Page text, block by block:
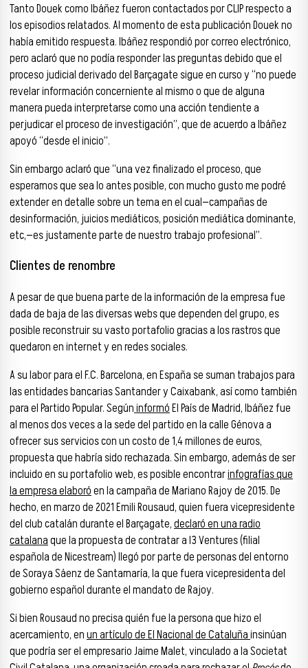
Tanto Douek como Ibáñez fueron contactados por CLIP respecto a
los episodios relatados. Al momento de esta publicación Douek no
había emitido respuesta. Ibáñez respondió por correo electrónico,
pero aclaró que no podía responder las preguntas debido que el
proceso judicial derivado del Barçagate sigue en curso y “no puede
revelar información concerniente al mismo o que de alguna
manera pueda interpretarse como una acción tendiente a
perjudicar el proceso de investigación”, que de acuerdo a Ibáñez
apoyó “desde el inicio”.
Sin embargo aclaró que “una vez finalizado el proceso, que
esperamos que sea lo antes posible, con mucho gusto me podré
extender en detalle sobre un tema en el cual—campañas de
desinformación, juicios mediáticos, posición mediática dominante,
etc,—es justamente parte de nuestro trabajo profesional”.
Clientes de renombre
A pesar de que buena parte de la información de la empresa fue
dada de baja de las diversas webs que dependen del grupo, es
posible reconstruir su vasto portafolio gracias a los rastros que
quedaron en internet y en redes sociales.
A su labor para el F.C. Barcelona, en España se suman trabajos para
las entidades bancarias Santander y Caixabank, así como también
para el Partido Popular. SegúninformóEl País de Madrid, Ibáñez fue
al menos dos veces a la sede del partido en la calle Génova a
ofrecer sus servicios con un costo de 1,4 millones de euros,
propuesta que habría sido rechazada. Sin embargo, además de ser
incluido en su portafolio web, es posible encontrarinfografías que
la empresa elaboróen la campaña de Mariano Rajoy de 2015. De
hecho, en marzo de 2021 Emili Rousaud, quien fuera vicepresidente
del club catalán durante el Barçagate,declaró en una radio
catalanaque la propuesta de contratar a I3 Ventures (filial
española de Nicestream) llegó por parte de personas del entorno
de Soraya Sáenz de Santamaría, la que fuera vicepresidenta del
gobierno español durante el mandato de Rajoy.
Si bien Rousaud no precisa quién fue la persona que hizo el
acercamiento, enun artículo de El Nacional de Cataluñainsinúan
que podría ser el empresario Jaime Malet, vinculado a la Societat